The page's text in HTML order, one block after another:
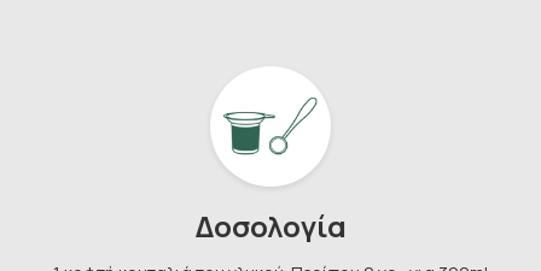
Κάνε Εγγραφή & Κέρδισε 10%
Έκπτωση!
Δοσολογία